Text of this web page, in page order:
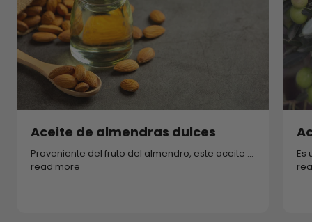
Aceite de almendras dulces
Proveniente del fruto del almendro, este aceite ...
read more
Es